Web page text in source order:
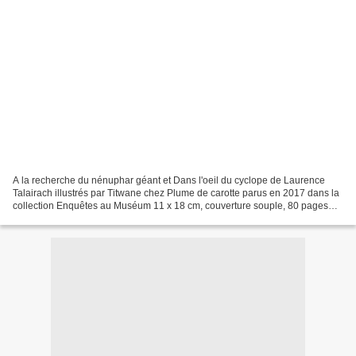
A la recherche du nénuphar géant et Dans l'oeil du cyclope de Laurence
Talairach illustrés par Titwane chez Plume de carotte parus en 2017 dans la
collection Enquêtes au Muséum 11 x 18 cm, couverture souple, 80 pages